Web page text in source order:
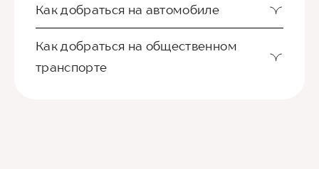
Как добраться на автомобиле
Как добраться на общественном
транспорте